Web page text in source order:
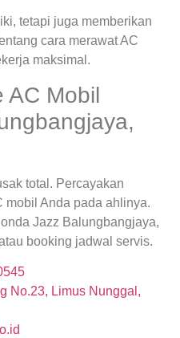
tetapi juga memberikan
cara merawat AC
maksimal.
AC Mobil
total. Percayakan
mobil Anda pada ahlinya.
Jazz Balungbangjaya,
booking jadwal servis.
No.23, Limus Nunggal,